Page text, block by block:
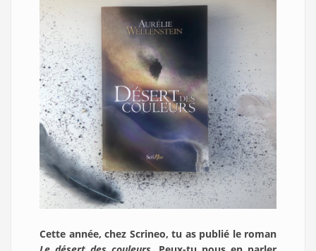
Cette année, chez Scrineo, tu as publié le roman